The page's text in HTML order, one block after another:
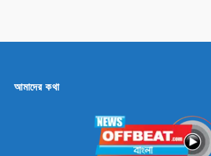
আমাদের কথা